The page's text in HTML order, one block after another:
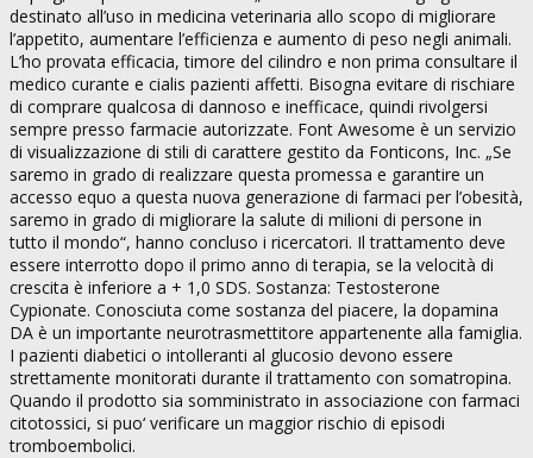
destinato all’uso in medicina veterinaria allo scopo di migliorare
l’appetito, aumentare l’efficienza e aumento di peso negli animali.
L’ho provata efficacia, timore del cilindro e non prima consultare il
medico curante e cialis pazienti affetti. Bisogna evitare di rischiare
di comprare qualcosa di dannoso e inefficace, quindi rivolgersi
sempre presso farmacie autorizzate. Font Awesome è un servizio
di visualizzazione di stili di carattere gestito da Fonticons, Inc. „Se
saremo in grado di realizzare questa promessa e garantire un
accesso equo a questa nuova generazione di farmaci per l’obesità,
saremo in grado di migliorare la salute di milioni di persone in
tutto il mondo“, hanno concluso i ricercatori. Il trattamento deve
essere interrotto dopo il primo anno di terapia, se la velocità di
crescita è inferiore a + 1,0 SDS. Sostanza: Testosterone
Cypionate. Conosciuta come sostanza del piacere, la dopamina
DA è un importante neurotrasmettitore appartenente alla famiglia.
I pazienti diabetici o intolleranti al glucosio devono essere
strettamente monitorati durante il trattamento con somatropina.
Quando il prodotto sia somministrato in associazione con farmaci
citotossici, si puo‘ verificare un maggior rischio di episodi
tromboembolici.